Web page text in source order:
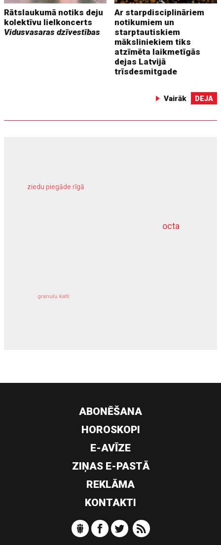
Rātslaukumā notiks deju
kolektīvu lielkoncerts
Vidusvasaras dzīvestības
Ar starpdisciplināriem
notikumiem un
starptautiskiem
māksliniekiem tiks
atzīmēta laikmetīgās
dejas Latvijā
trīsdesmitgade
Vairāk DEJA
octa
ziedu piegāde rīgā
granulu katli
dziļurbums
ABONĒŠANA
HOROSKOPI
E-AVĪZE
ZIŅAS E-PASTĀ
REKLĀMA
KONTAKTI